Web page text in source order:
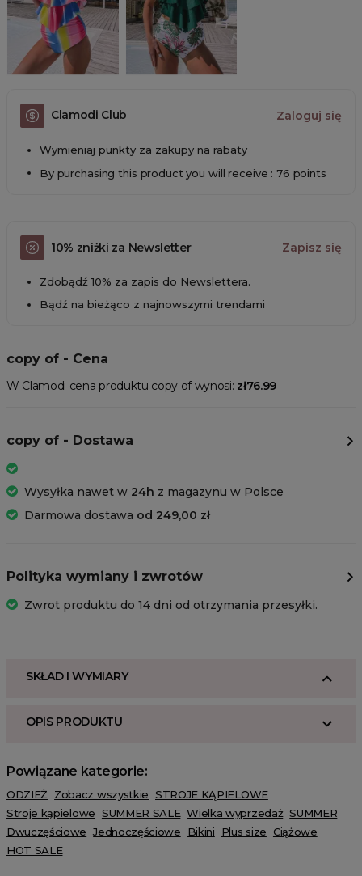
Clamodi Club Zaloguj się
Wymieniaj punkty za zakupy na rabaty
By purchasing this product you will receive : 76 points
10% zniżki za Newsletter Zapisz się
Zdobądź 10% za zapis do Newslettera.
Bądź na bieżąco z najnowszymi trendami
copy of - Cena
W Clamodi cena produktu copy of wynosi: zł76.99
copy of - Dostawa
Wysyłka nawet w 24h z magazynu w Polsce
Darmowa dostawa od 249,00 zł
Polityka wymiany i zwrotów
Zwrot produktu do 14 dni od otrzymania przesyłki.
SKŁAD I WYMIARY
OPIS PRODUKTU
Powiązane kategorie:
ODZIEŻ Zobacz wszystkie STROJE KĄPIELOWE
Stroje kąpielowe SUMMER SALE Wielka wyprzedaż SUMMER
Dwuczęściowe Jednoczęściowe Bikini Plus size Ciążowe
HOT SALE